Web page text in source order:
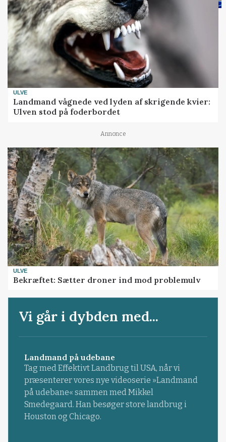
ULVE
Landmand vågnede ved lyden af skrigende kvier:
Ulven stod på foderbordet
Annonce
ULVE
Bekræftet: Sætter droner ind mod problemulv
Vi går i dybden med...
Landmand på udebane
Tag med Effektivt Landbrug til USA, når vi
præsenterer vores nye videoserie »Landmand
på udebane« sammen med Mikkel
Smedegaard. Han besøger store landbrug i
Houston og Chicago.